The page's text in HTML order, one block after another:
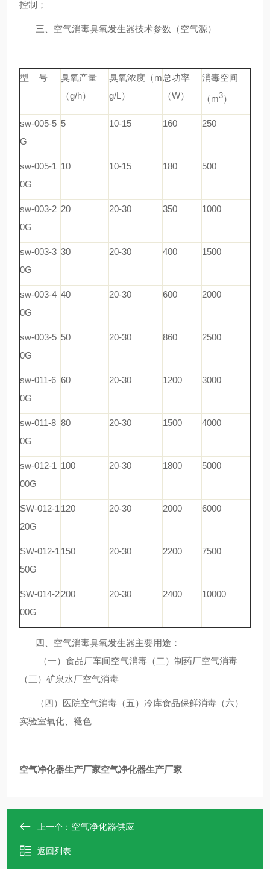
控制；
三、 空气消毒臭氧发生器技术参数（空气源）
型 号
臭氧产量
（g/h）
臭氧浓度（m
g/L）
总功率
（W）
消毒空间
（m3）
sw-005-5
G
5 10-15 160 250
sw-005-1
0G
10 10-15 180 500
sw-003-2
0G
20 20-30 350 1000
sw-003-3
0G
30 20-30 400 1500
sw-003-4
0G
40 20-30 600 2000
sw-003-5
0G
50 20-30 860 2500
sw-011-6
0G
60 20-30 1200 3000
sw-011-8
0G
80 20-30 1500 4000
sw-012-1
00G
100 20-30 1800 5000
SW-012-1
20G
120 20-30 2000 6000
SW-012-1
50G
150 20-30 2200 7500
SW-014-2
00G
200 20-30 2400 10000
四、空气消毒臭氧发生器主要用途：
（一）食品厂车间空气消毒（二）制药厂空气消毒
（三）矿泉水厂空气消毒
（四）医院空气消毒（五）冷库食品保鲜消毒（六）
实验室氧化、褪色
空气净化器生产厂家空气净化器生产厂家
上一个： 空气净化器供应
返回列表